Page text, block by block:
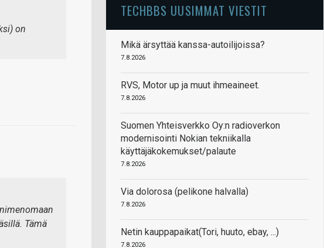
on
Tämä
TECHBBS UUSIMMAT VIESTIT
Mikä ärsyttää kanssa-autoilijoissa?
7.8.2026
RVS, Motor up ja muut ihmeaineet.
7.8.2026
Suomen Yhteisverkko Oy:n radioverkon
modernisointi Nokian tekniikalla
käyttäjäkokemukset/palaute
7.8.2026
Via dolorosa (pelikone halvalla)
7.8.2026
Netin kauppapaikat(Tori, huuto, ebay, ...)
7.8.2026